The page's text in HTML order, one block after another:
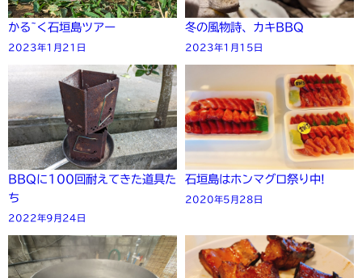
かる~く石垣島ツアー
2023年1月21日
冬の風物詩、カキBBQ
2023年1月15日
BBQに100回耐えてきた道具た
ち
2022年9月24日
石垣島はホンマグロ祭り中!
2020年5月28日